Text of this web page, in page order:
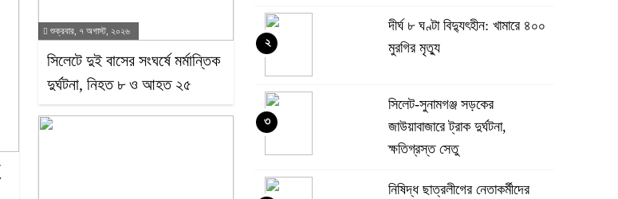
শুক্রবার, ৭ অগাস্ট, ২০২৬
সিলেটে দুই বাসের সংঘর্ষে মর্মান্তিক
দুর্ঘটনা, নিহত ৮ ও আহত ২৫
দীর্ঘ ৮ ঘণ্টা বিদ্যুৎহীন: খামারে ৪০০
মুরগির মৃত্যু
২
‎সিলেট-সুনামগঞ্জ সড়কের
জাউয়াবাজারে ট্রাক দুর্ঘটনা,
ক্ষতিগ্রস্ত সেতু
৩
নিষিদ্ধ ছাত্রলীগের নেতাকর্মীদের